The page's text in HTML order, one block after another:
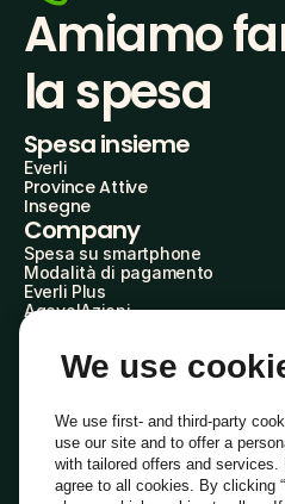
Amiamo
la spesa
Spesa insieme
Everli
Province Attive
Insegne
Company
Spesa su smartphone
Modalità di pagamento
Everli Plus
AgevolAzioni
Everli Shoppers
Scopri chi siamo
Domande frequenti
Lavora con noi
Diventa Shopper
We use
We use first- and third-party
use our site and to offer a
with tailored offers and services.
agree to all cookies. By clicking